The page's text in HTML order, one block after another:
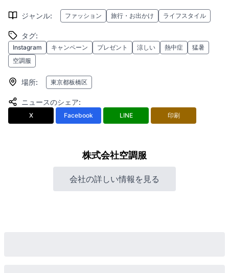
ジャンル: ファッション 旅行・お出かけ ライフスタイル
タグ:
Instagram キャンペーン プレゼント 涼しい 熱中症
猛暑
空調服
場所: 東京都板橋区
ニュースのシェア:
X Facebook LINE 印刷
株式会社空調服
会社の詳しい情報を見る